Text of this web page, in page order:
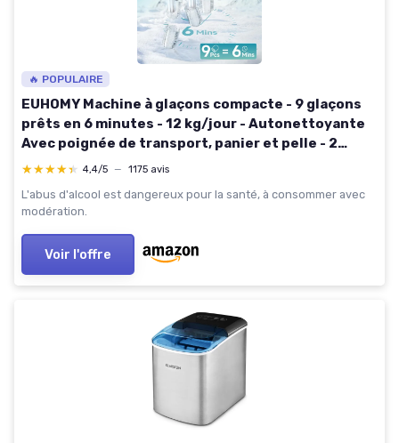
🔥 POPULAIRE
EUHOMY Machine à glaçons compacte - 9 glaçons
prêts en 6 minutes - 12 kg/jour - Autonettoyante
Avec poignée de transport, panier et pelle - 2
tailles de glaçons - Pour maison, cuisine,
★★★★★
★★★★★ 4,4/5 — 1175 avis
L'abus d'alcool est dangereux pour la santé, à consommer avec
modération.
Voir l'offre